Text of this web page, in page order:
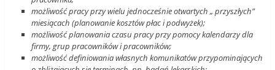
możliwość pracy przy wielu jednocześnie otwartych „ przyszłych”
miesiącach (planowanie kosztów płac i podwyżek);
możliwość planowania czasu pracy przy pomocy kalendarzy dla
firmy, grup pracowników i pracowników;
możliwość definiowania własnych komunikatów przypominających